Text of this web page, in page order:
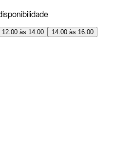
12:00 às 14:00
14:00 às 16:00